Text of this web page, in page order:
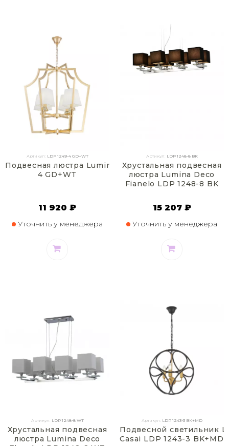
Артикул: LDP 1249-4 GD+WT
Подвесная люстра Lumina Deco Montero LDP 1249-
4 GD+WT
11 920 ₽
Уточнить у менеджера
Артикул: LDP 1248-8 BK
Хрустальная подвесная
люстра Lumina Deco
Fianelo LDP 1248-8 BK
15 207 ₽
Уточнить у менеджера
Артикул: LDP 1248-8 WT
Хрустальная подвесная
люстра Lumina Deco
Артикул: LDP 1243-3 BK+MD
Подвесной светильник
Casai LDP 1243-3 BK+MD